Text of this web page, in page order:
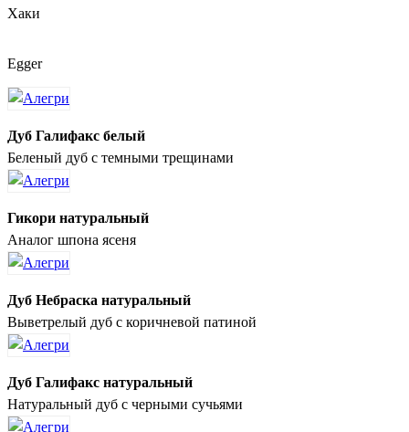
Хаки
Egger
Дуб Галифакс белый
Беленый дуб с темными трещинами
Гикори натуральный
Аналог шпона ясеня
Дуб Небраска натуральный
Выветрелый дуб с коричневой патиной
Дуб Галифакс натуральный
Натуральный дуб с черными сучьями